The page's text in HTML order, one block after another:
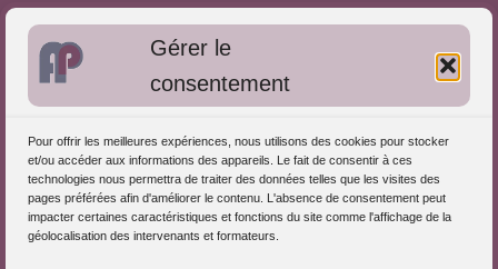
Gérer le
consentement
Pour offrir les meilleures expériences, nous utilisons des cookies pour stocker
et/ou accéder aux informations des appareils. Le fait de consentir à ces
technologies nous permettra de traiter des données telles que les visites des
pages préférées afin d'améliorer le contenu. L'absence de consentement peut
impacter certaines caractéristiques et fonctions du site comme l'affichage de la
géolocalisation des intervenants et formateurs.
Approches de l'Analyse des pratiques
S'inscrire dans l'Annuaire
Publiez vos formations
Charte déontologique